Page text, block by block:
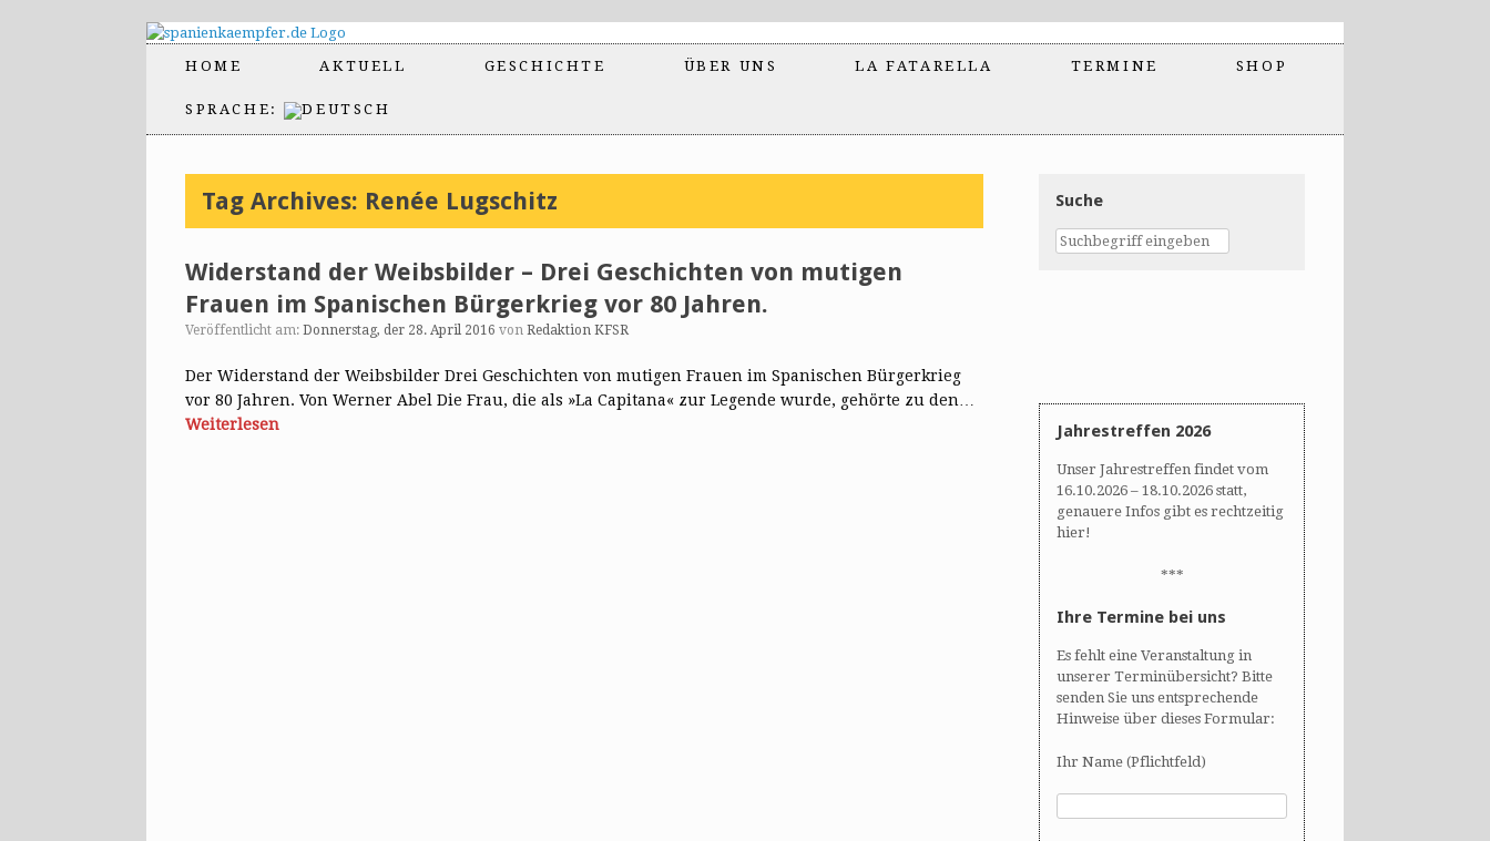
HOME AKTUELL GESCHICHTE ÜBER UNS LA FATARELLA TERMINE SHOP
SPRACHE:
Tag Archives: Renée Lugschitz
Widerstand der Weibsbilder – Drei Geschichten von mutigen
Frauen im Spanischen Bürgerkrieg vor 80 Jahren.
Veröffentlicht am: Donnerstag, der 28. April 2016 von Redaktion KFSR
Der Widerstand der Weibsbilder Drei Geschichten von mutigen Frauen im Spanischen Bürgerkrieg
vor 80 Jahren. Von Werner Abel Die Frau, die als »La Capitana« zur Legende wurde, gehörte zu den…
Weiterlesen
Suche
Jahrestreffen 2026
Unser Jahrestreffen findet vom
16.10.2026 – 18.10.2026 statt,
genauere Infos gibt es rechtzeitig
hier!
***
Ihre Termine bei uns
Es fehlt eine Veranstaltung in
unserer Terminübersicht? Bitte
senden Sie uns entsprechende
Hinweise über dieses Formular:
Ihr Name (Pflichtfeld)